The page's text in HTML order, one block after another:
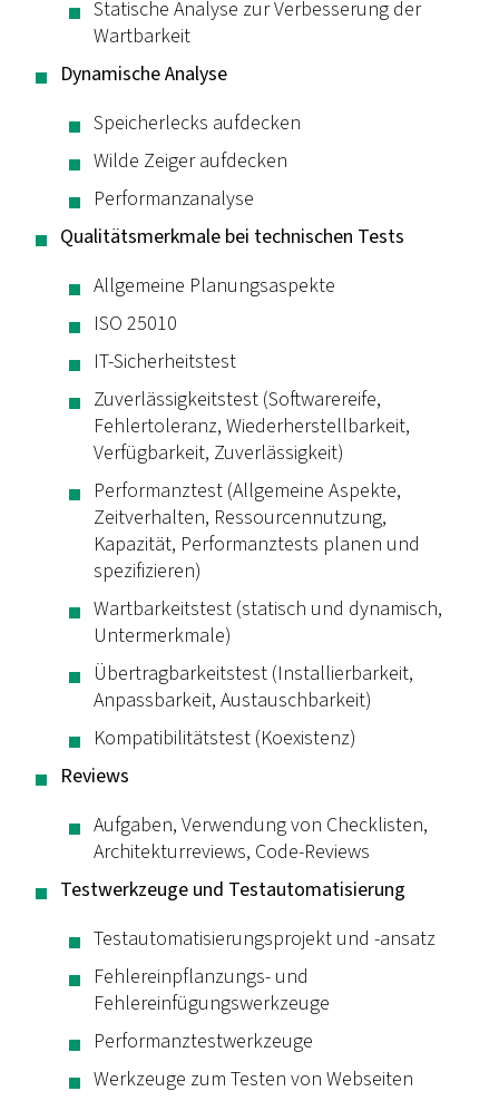
Statische Analyse zur Verbesserung der
Wartbarkeit
Dynamische Analyse
Speicherlecks aufdecken
Wilde Zeiger aufdecken
Performanzanalyse
Qualitätsmerkmale bei technischen Tests
Allgemeine Planungsaspekte
ISO 25010
IT-Sicherheitstest
Zuverlässigkeitstest (Softwarereife,
Fehlertoleranz, Wiederherstellbarkeit,
Verfügbarkeit, Zuverlässigkeit)
Performanztest (Allgemeine Aspekte,
Zeitverhalten, Ressourcennutzung,
Kapazität, Performanztests planen und
spezifizieren)
Wartbarkeitstest (statisch und dynamisch,
Untermerkmale)
Übertragbarkeitstest (Installierbarkeit,
Anpassbarkeit, Austauschbarkeit)
Kompatibilitätstest (Koexistenz)
Reviews
Aufgaben, Verwendung von Checklisten,
Architekturreviews, Code-Reviews
Testwerkzeuge und Testautomatisierung
Testautomatisierungsprojekt und -ansatz
Fehlereinpflanzungs- und
Fehlereinfügungswerkzeuge
Performanztestwerkzeuge
Werkzeuge zum Testen von Webseiten